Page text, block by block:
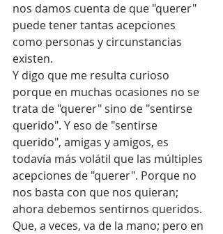
nos damos cuenta de que "querer"
puede tener tantas acepciones
como personas y circunstancias
existen.
Y digo que me resulta curioso
porque en muchas ocasiones no se
trata de "querer" sino de "sentirse
querido". Y eso de "sentirse
querido", amigas y amigos, es
todavía más volátil que las múltiples
acepciones de "querer". Porque no
nos basta con que nos quieran;
ahora debemos sentirnos queridos.
Que, a veces, va de la mano; pero en